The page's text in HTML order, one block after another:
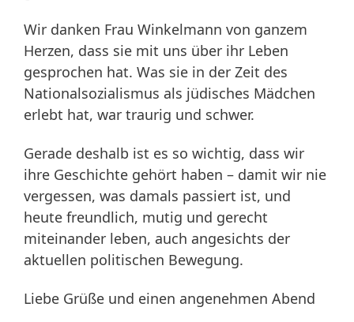
Wir danken Frau Winkelmann von ganzem
Herzen, dass sie mit uns über ihr Leben
gesprochen hat. Was sie in der Zeit des
Nationalsozialismus als jüdisches Mädchen
erlebt hat, war traurig und schwer.
Gerade deshalb ist es so wichtig, dass wir
ihre Geschichte gehört haben – damit wir nie
vergessen, was damals passiert ist, und
heute freundlich, mutig und gerecht
miteinander leben, auch angesichts der
aktuellen politischen Bewegung.
Liebe Grüße und einen angenehmen Abend